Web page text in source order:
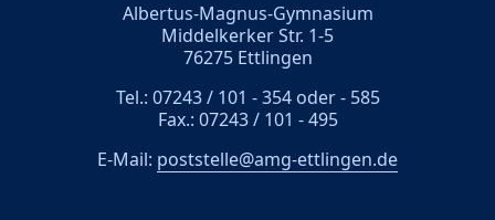
Albertus-Magnus-Gymnasium
Middelkerker Str. 1-5
76275 Ettlingen
Tel.: 07243 / 101 - 354 oder - 585
Fax.: 07243 / 101 - 495
E-Mail: poststelle@amg-ettlingen.de